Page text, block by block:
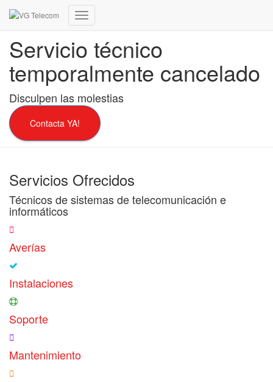
Cambiar
de
navegación
Servicio técnico
temporalmente cancelado
Disculpen las molestias
Contacta YA!
Servicios Ofrecidos
Técnicos de sistemas de telecomunicación e
informáticos
Averías
Instalaciones
Soporte
Mantenimiento